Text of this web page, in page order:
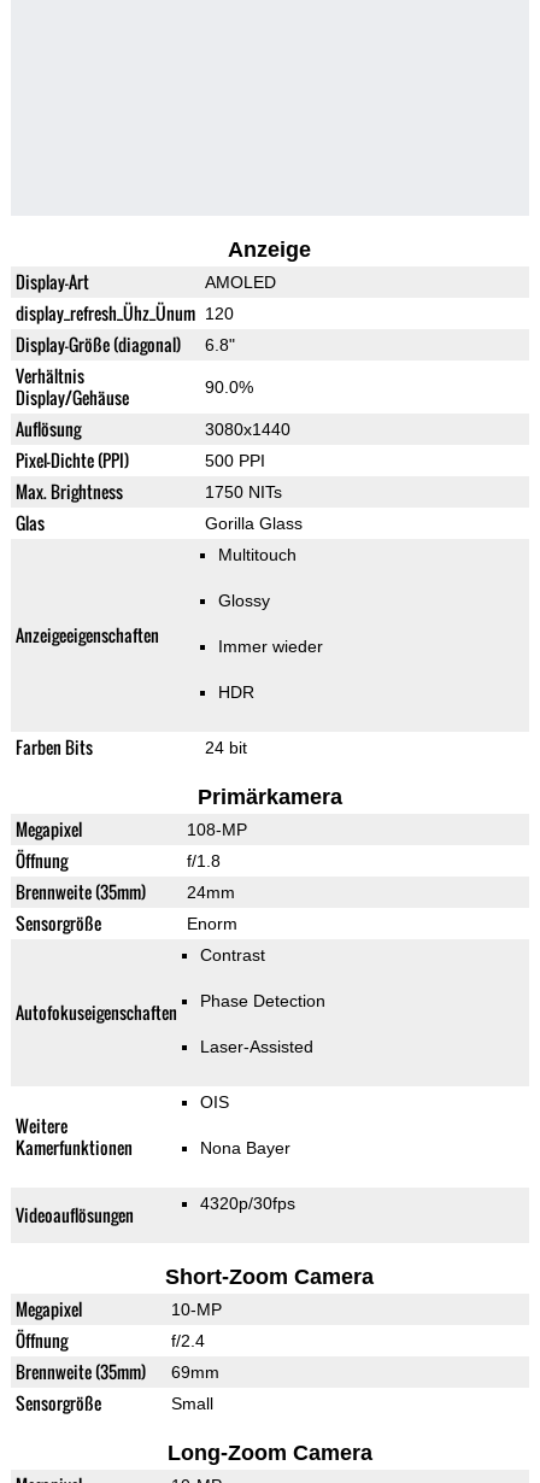
Anzeige
Display-Art AMOLED
display_refresh_Ühz_Ünum 120
Display-Größe (diagonal) 6.8"
Verhältnis
Display/Gehäuse
90.0%
Auflösung 3080x1440
Pixel-Dichte (PPI) 500 PPI
Max. Brightness 1750 NITs
Glas Gorilla Glass
Anzeigeeigenschaften
Multitouch
Glossy
Immer wieder
HDR
Farben Bits 24 bit
Primärkamera
Megapixel 108-MP
Öffnung f/1.8
Brennweite (35mm) 24mm
Sensorgröße Enorm
Autofokuseigenschaften
Contrast
Phase Detection
Laser-Assisted
Weitere
Kamerfunktionen
OIS
Nona Bayer
Videoauflösungen 4320p/30fps
Short-Zoom Camera
Megapixel 10-MP
Öffnung f/2.4
Brennweite (35mm) 69mm
Sensorgröße Small
Long-Zoom Camera